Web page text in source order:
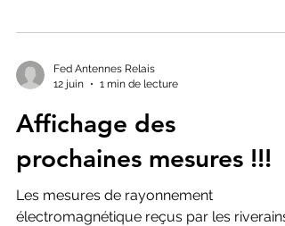
dans vos réseaux. 10h25 devant le collège
Marcel Pagnol : 5,74 V/m 11h09 32 rue
Marcel Pagnol : 7,91 V/m 11h25 devant la
maison de la vie associative route de
Montélier : 5,40 V/m 11h30 immeuble situé
au 86 route de Montélier : 10,82 V/m
Fed Antennes Relais
12 juin
1 min de lecture
Affichage des
prochaines mesures !!!
Les mesures de rayonnement
électromagnétique reçus par les riverains